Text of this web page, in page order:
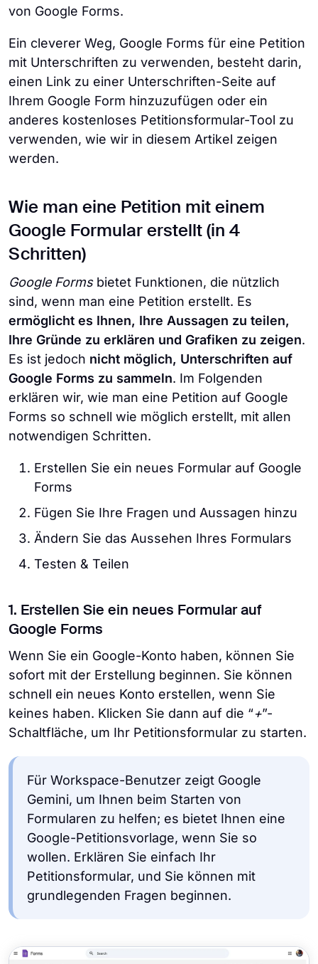
von Google Forms.
Ein cleverer Weg, Google Forms für eine Petition
mit Unterschriften zu verwenden, besteht darin,
einen Link zu einer Unterschriften-Seite auf
Ihrem Google Form hinzuzufügen oder ein
anderes kostenloses Petitionsformular-Tool zu
verwenden, wie wir in diesem Artikel zeigen
werden.
Wie man eine Petition mit einem
Google Formular erstellt (in 4
Schritten)
Google Formsbietet Funktionen, die nützlich
sind, wenn man eine Petition erstellt. Es
ermöglicht es Ihnen, Ihre Aussagen zu teilen,
Ihre Gründe zu erklären und Grafiken zu zeigen.
Es ist jedoch nicht möglich, Unterschriften auf
Google Forms zu sammeln. Im Folgenden
erklären wir, wie man eine Petition auf Google
Forms so schnell wie möglich erstellt, mit allen
notwendigen Schritten.
Erstellen Sie ein neues Formular auf Google
Forms
Fügen Sie Ihre Fragen und Aussagen hinzu
Ändern Sie das Aussehen Ihres Formulars
Testen & Teilen
1. Erstellen Sie ein neues Formular auf
Google Forms
Wenn Sie ein Google-Konto haben, können Sie
sofort mit der Erstellung beginnen. Sie können
schnell ein neues Konto erstellen, wenn Sie
keines haben. Klicken Sie dann auf die “+”-
Schaltfläche, um Ihr Petitionsformular zu starten.
Für Workspace-Benutzer zeigt Google
Gemini, um Ihnen beim Starten von
Formularen zu helfen; es bietet Ihnen eine
Google-Petitionsvorlage, wenn Sie so
wollen. Erklären Sie einfach Ihr
Petitionsformular, und Sie können mit
grundlegenden Fragen beginnen.